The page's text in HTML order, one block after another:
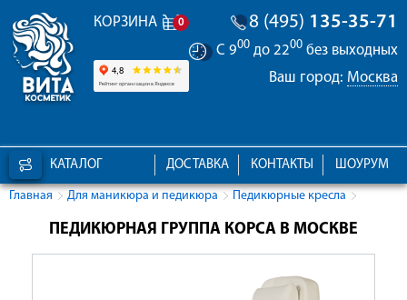
КОРЗИНА 0 8 (495) 135-35-71
С 900 до 2200 без выходных
Ваш город: Москва
КАТАЛОГ ШОУРУМ
КОНТАКТЫ
ДОСТАВКА
Главная Для маникюра и педикюра Педикюрные кресла
ПЕДИКЮРНАЯ ГРУППА КОРСА В МОСКВЕ